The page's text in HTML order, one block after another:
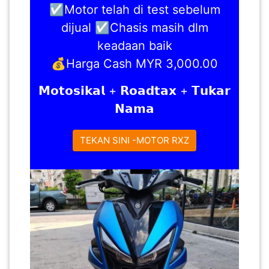
☑️Motor telah di test sebelum
dijual ☑️Chasis masih dlm
keadaan baik
💰Harga Cash MYR 3,000.00
𝗠𝗼𝘁𝗼𝘀𝗶𝗸𝗮𝗹 + 𝗥𝗼𝗮𝗱𝘁𝗮𝘅 + 𝗧𝘂𝗸𝗮𝗿
𝗡𝗮𝗺𝗮
TEKAN SINI -MOTOR RXZ
LABUAN(2)
INDONESIA(1)
SINGAPORE(0)
BRUNEI(0)